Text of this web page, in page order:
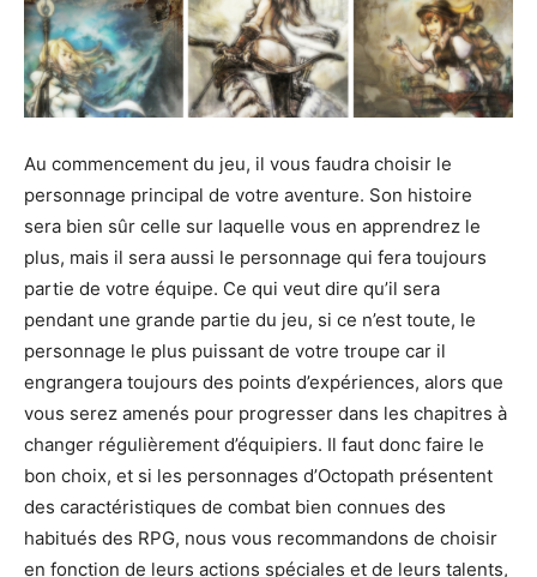
Au commencement du jeu, il vous faudra choisir le
personnage principal de votre aventure. Son histoire
sera bien sûr celle sur laquelle vous en apprendrez le
plus, mais il sera aussi le personnage qui fera toujours
partie de votre équipe. Ce qui veut dire qu’il sera
pendant une grande partie du jeu, si ce n’est toute, le
personnage le plus puissant de votre troupe car il
engrangera toujours des points d’expériences, alors que
vous serez amenés pour progresser dans les chapitres à
changer régulièrement d’équipiers. Il faut donc faire le
bon choix, et si les personnages d’Octopath présentent
des caractéristiques de combat bien connues des
habitués des RPG, nous vous recommandons de choisir
en fonction de leurs actions spéciales et de leurs talents,